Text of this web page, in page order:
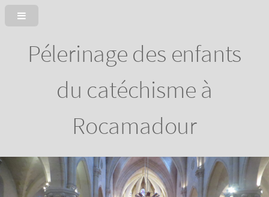
Pélerinage des enfants
du catéchisme à
Rocamadour